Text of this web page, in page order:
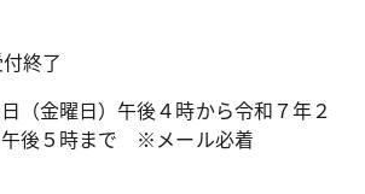
終了
（金曜日）午後４時から令和７年２
午後５時まで ※メール必着